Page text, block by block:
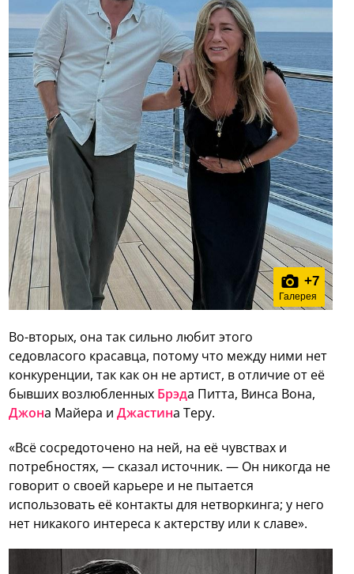
+7
Галерея
Во-вторых, она так сильно любит этого
седовласого красавца, потому что между ними нет
конкуренции, так как он не артист, в отличие от её
бывших возлюбленных Брэда Питта, Винса Вона,
Джона Майера иДжастина Теру.
«Всё сосредоточено на ней, на её чувствах и
потребностях, — сказал источник. — Он никогда не
говорит о своей карьере и не пытается
использовать её контакты для нетворкинга; у него
нет никакого интереса к актерству или к славе».